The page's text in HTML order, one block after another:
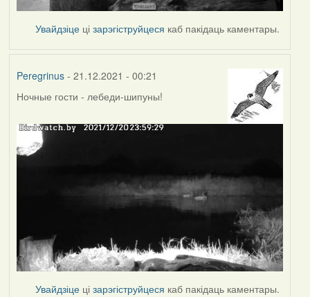
Увайдзіце цізарэгіструйцеся каб пакідаць каментары.
Peregrinus- 21.12.2021 - 00:21
Ночные гости - лебеди-шипуны!
Увайдзіце цізарэгіструйцеся каб пакідаць каментары.